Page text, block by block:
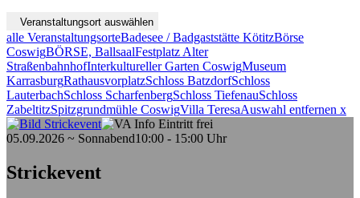
Veranstaltungsort auswählen
alle VeranstaltungsorteBadesee / Badgaststätte KötitzBörse
CoswigBÖRSE, BallsaalFestplatz Alter
StraßenbahnhofInterkultureller Garten CoswigMuseum
KarrasburgRathausvorplatzSchloss BatzdorfSchloss
LauterbachSchloss ScharfenbergSchloss TiefenauSchloss
ZabeltitzSpitzgrundmühle CoswigVilla TeresaAuswahl entfernen x
05.09.2026 ~ Sonnabend10:00 - 15:00 Uhr
Strickevent